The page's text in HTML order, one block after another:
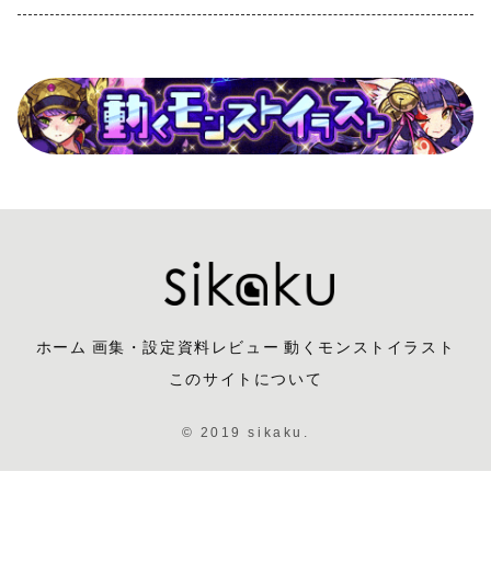
ホーム 画集・設定資料レビュー 動くモンストイラスト
このサイトについて
© 2019 sikaku.